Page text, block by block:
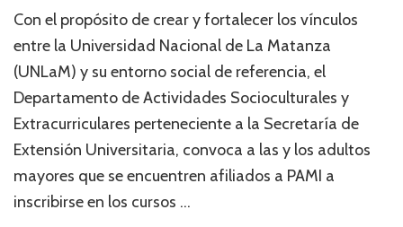
Con el propósito de crear y fortalecer los vínculos
entre la Universidad Nacional de La Matanza
(UNLaM) y su entorno social de referencia, el
Departamento de Actividades Socioculturales y
Extracurriculares perteneciente a la Secretaría de
Extensión Universitaria, convoca a las y los adultos
mayores que se encuentren afiliados a PAMI a
inscribirse en los cursos …